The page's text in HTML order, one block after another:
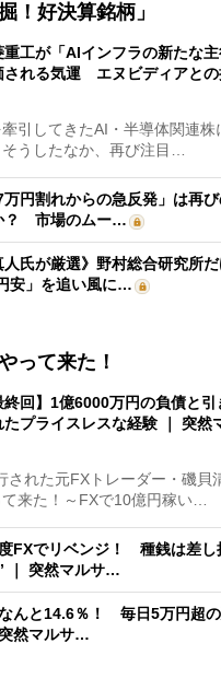
！好決算銘柄」
重工が「AIインフラの新たな
される気運 エヌビディアと
引してきたAI・半導体関連株
うしたなか、再び注目…
円割れからの急反発」は再
？ 市場のムー…
人氏が厳選》野村総合研究所だ
安」を追い風に…
って来た！
終回】1億6000万円の負債と
たプライスレスな経験 ｜ 突
れた元FXトレーダー・磯貝
て来た！～FXで10億円稼い…
度FXでリベンジ！ 種銭は差し
｜ 突然マルサ…
なんと14.6％！ 毎日5万円超
然マルサ…